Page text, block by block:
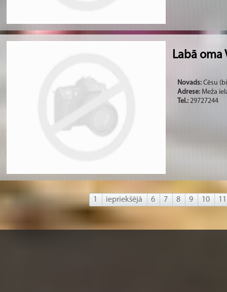
Labā oma
Novads: Cēsu
Adrese: Meža
Tel.: 29727244
1 iepriekšējā 6 7 8 9 10 11